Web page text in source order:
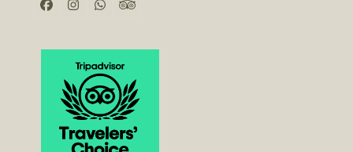
Facebook
Instagram
WhatsappTripadvisor